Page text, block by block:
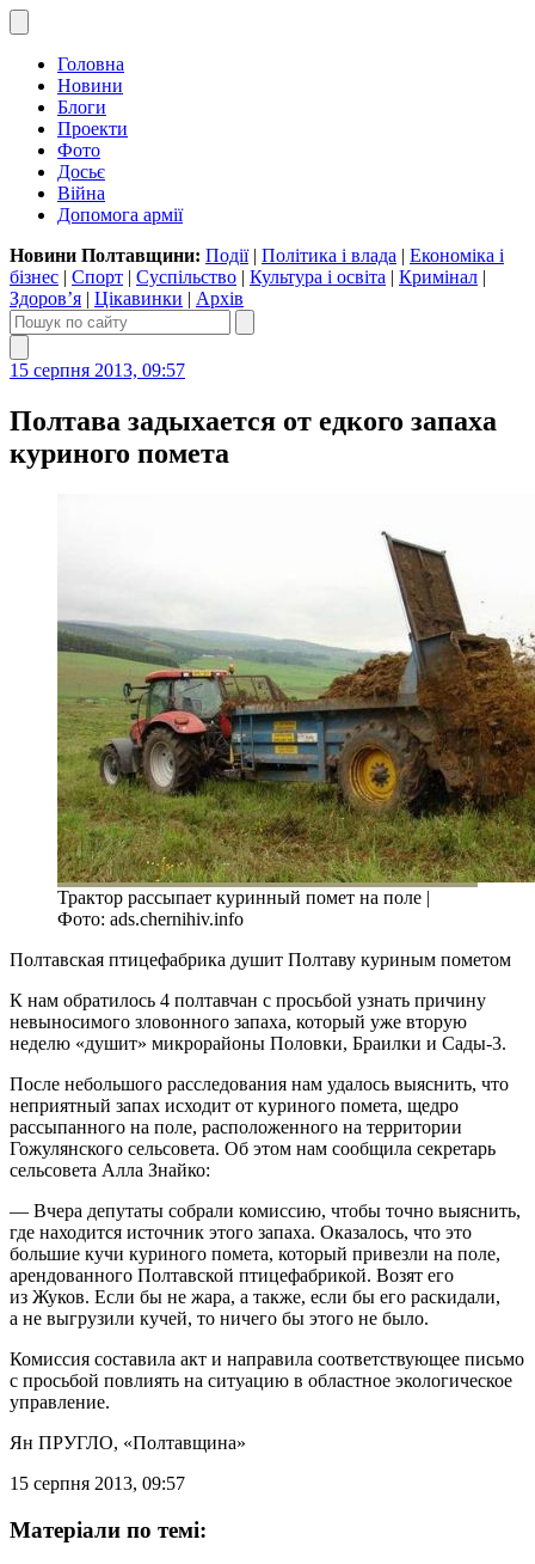
Головна
Новини
Блоги
Проекти
Фото
Досьє
Війна
Допомога армії
Новини Полтавщини: Події| Політика і влада | Економіка і
бізнес | Спорт | Суспільство | Культура і освіта | Кримінал |
Здоров’я | Цікавинки | Архів
15 серпня 2013, 09:57
Полтава задыхается от едкого запаха
куриного помета
Трактор рассыпает куринный помет на поле |
Фото: ads.chernihiv.info
Полтавская птицефабрика душит Полтаву куриным пометом
К нам обратилось 4 полтавчан с просьбой узнать причину
невыносимого зловонного запаха, который уже вторую
неделю «душит» микрорайоны Половки, Браилки и Сады-3.
После небольшого расследования нам удалось выяснить, что
неприятный запах исходит от куриного помета, щедро
рассыпанного на поле, расположенного на территории
Гожулянского сельсовета. Об этом нам сообщила секретарь
сельсовета Алла Знайко:
— Вчера депутаты собрали комиссию, чтобы точно выяснить,
где находится источник этого запаха. Оказалось, что это
большие кучи куриного помета, который привезли на поле,
арендованного Полтавской птицефабрикой. Возят его
из Жуков. Если бы не жара, а также, если бы его раскидали,
а не выгрузили кучей, то ничего бы этого не было.
Комиссия составила акт и направила соответствующее письмо
с просьбой повлиять на ситуацию в областное экологическое
управление.
Ян ПРУГЛО, «Полтавщина»
15 серпня 2013, 09:57
Матеріали по темі: